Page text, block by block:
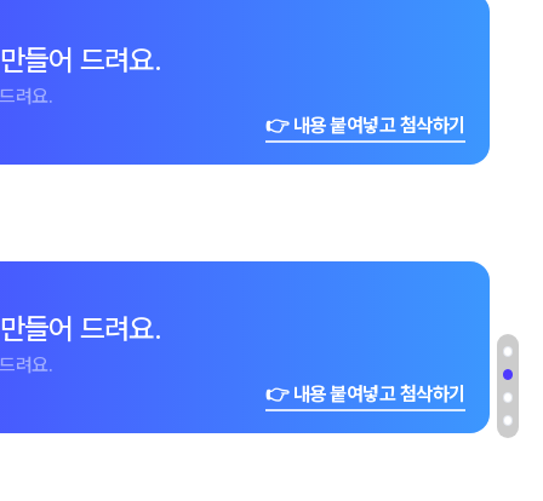
들어 드려요.
려요.
👉 내용 붙여넣고 첨삭하기
들어 드려요.
려요.
👉 내용 붙여넣고 첨삭하기